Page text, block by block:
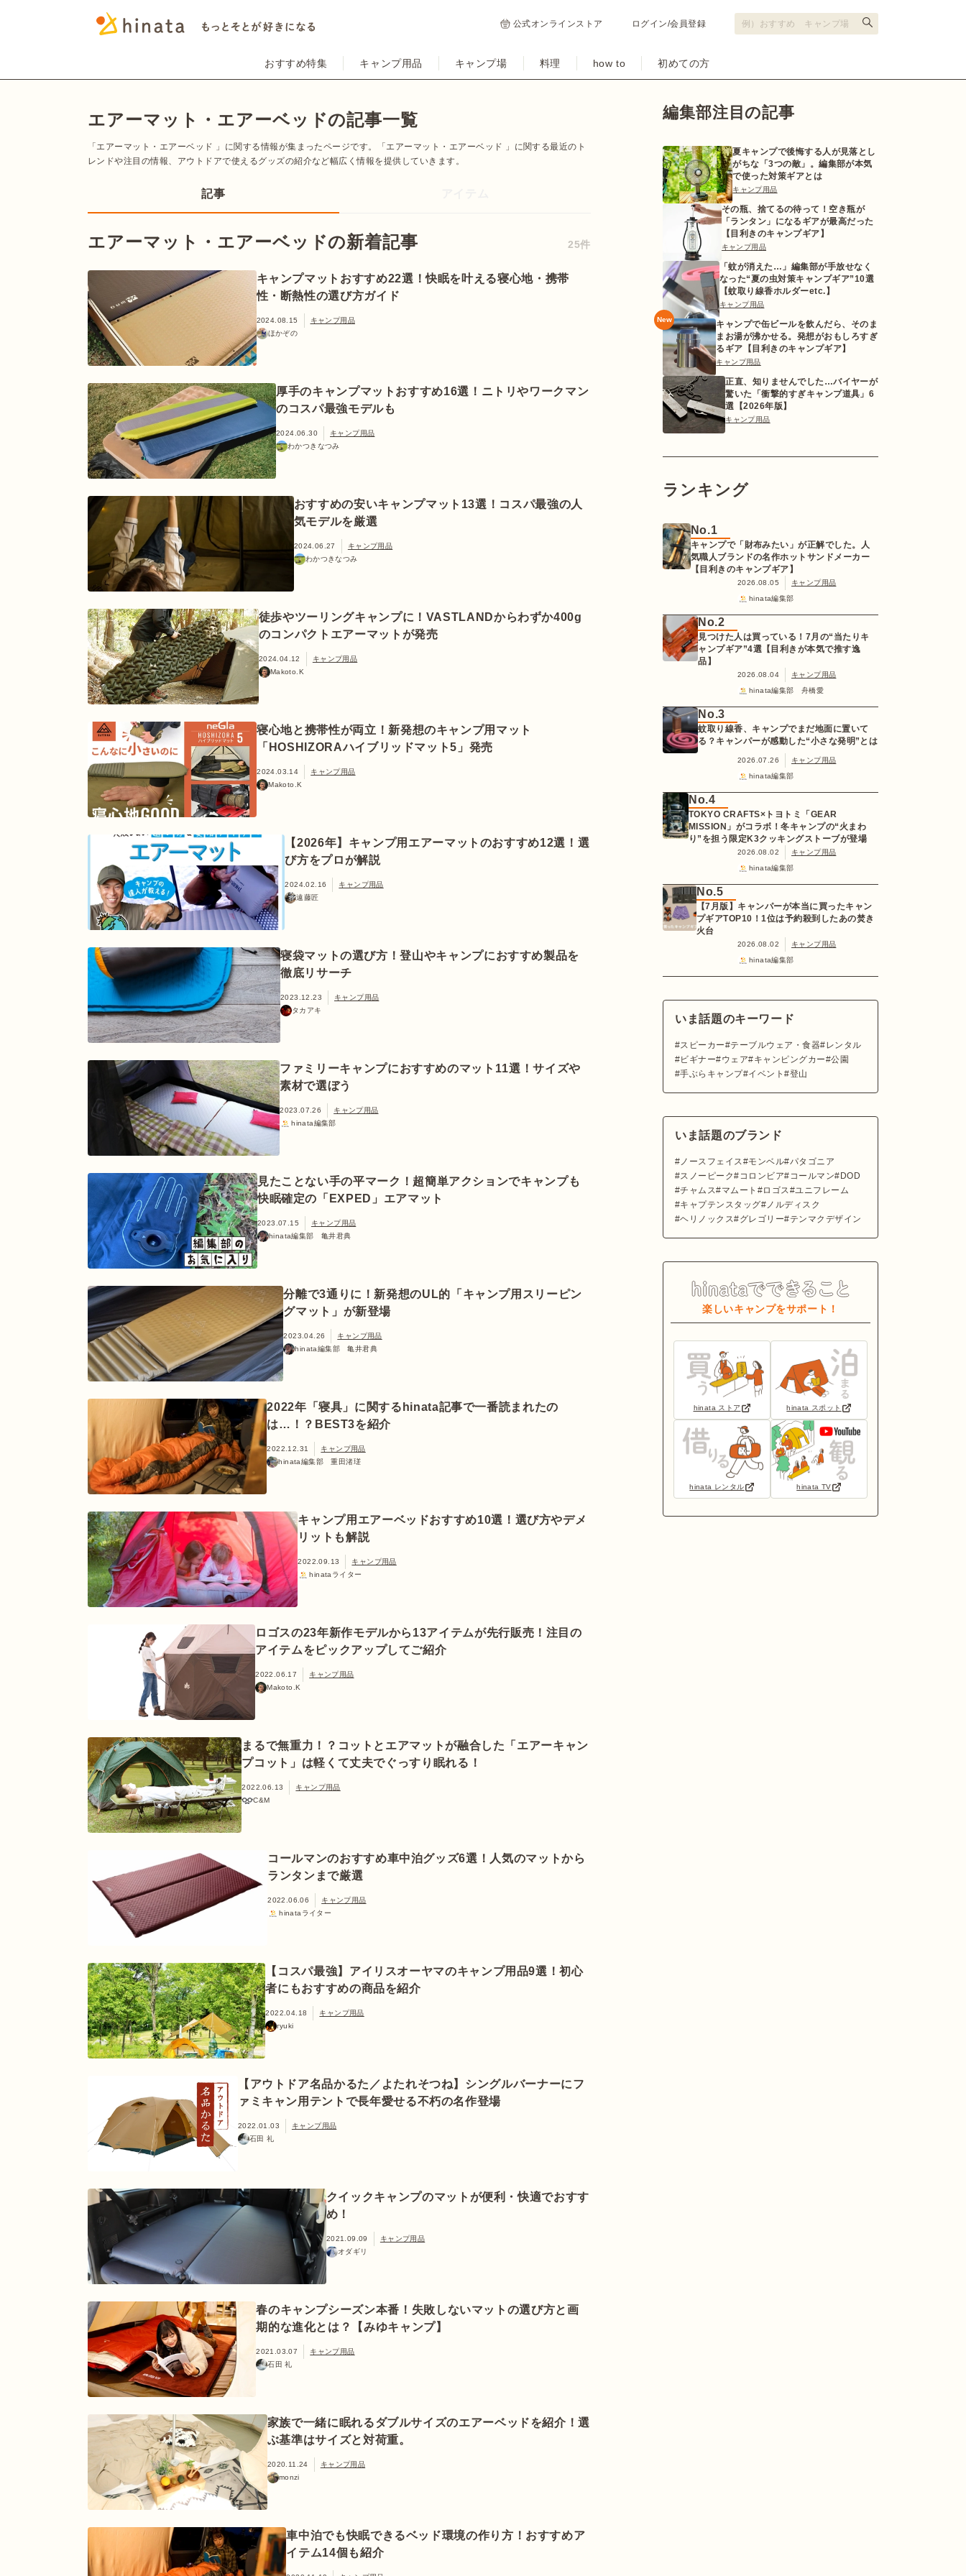
公式オンラインストア ログイン/会員登録
おすすめ特集 キャンプ用品 キャンプ場 料理 how to 初めての方
エアーマット・エアーベッドの記事一覧
「エアーマット・エアーベッド 」に関する情報が集まったページです。「エアーマット・エアーベッド 」に関する最近のト
レンドや注目の情報、アウトドアで使えるグッズの紹介など幅広く情報を提供していきます。
記事
エアーマット・エアーベッドの新着記事 25件
キャンプマットおすすめ22選！快眠を叶える寝心地・携帯
性・断熱性の選び方ガイド
2024.08.15
キャンプ用品
ほかぞの
厚手のキャンプマットおすすめ16選！ニトリやワークマン
のコスパ最強モデルも
2024.06.30
キャンプ用品
わかつきなつみ
おすすめの安いキャンプマット13選！コスパ最強の人
気モデルを厳選
2024.06.27
キャンプ用品
わかつきなつみ
徒歩やツーリングキャンプに！VASTLANDからわずか400g
のコンパクトエアーマットが発売
2024.04.12
キャンプ用品
Makoto.K
寝心地と携帯性が両立！新発想のキャンプ用マット
「HOSHIZORAハイブリッドマット5」発売
2024.03.14
キャンプ用品
Makoto.K
【2026年】キャンプ用エアーマットのおすすめ12選！選
び方をプロが解説
2024.02.16
キャンプ用品
遠藤匠
寝袋マットの選び方！登山やキャンプにおすすめ製品を
徹底リサーチ
2023.12.23
キャンプ用品
タカアキ
ファミリーキャンプにおすすめのマット11選！サイズや
素材で選ぼう
2023.07.26
キャンプ用品
hinata編集部
見たことない手の平マーク！超簡単アクションでキャンプも
快眠確定の「EXPED」エアマット
2023.07.15
キャンプ用品
hinata編集部 亀井君典
分離で3通りに！新発想のUL的「キャンプ用スリーピン
グマット」が新登場
2023.04.26
キャンプ用品
hinata編集部 亀井君典
2022年「寝具」に関するhinata記事で一番読まれたの
は…！？BEST3を紹介
2022.12.31
キャンプ用品
hinata編集部 重田渚瑳
キャンプ用エアーベッドおすすめ10選！選び方やデメ
リットも解説
2022.09.13
キャンプ用品
hinataライター
ロゴスの23年新作モデルから13アイテムが先行販売！注目の
アイテムをピックアップしてご紹介
2022.06.17
キャンプ用品
Makoto.K
まるで無重力！？コットとエアマットが融合した「エアーキャン
プコット」は軽くて丈夫でぐっすり眠れる！
2022.06.13
キャンプ用品
C&M
コールマンのおすすめ車中泊グッズ6選！人気のマットから
ランタンまで厳選
2022.06.06
キャンプ用品
hinataライター
【コスパ最強】アイリスオーヤマのキャンプ用品9選！初心
者にもおすすめの商品を紹介
2022.04.18
キャンプ用品
ryuki
【アウトドア名品かるた／よたれそつね】シングルバーナーにフ
ァミキャン用テントで長年愛せる不朽の名作登場
2022.01.03
キャンプ用品
石田 礼
クイックキャンプのマットが便利・快適でおすす
め！
2021.09.09
キャンプ用品
オダギリ
春のキャンプシーズン本番！失敗しないマットの選び方と画
期的な進化とは？【みゆキャンプ】
2021.03.07
キャンプ用品
石田 礼
家族で一緒に眠れるダブルサイズのエアーベッドを紹介！選
ぶ基準はサイズと対荷重。
2020.11.24
キャンプ用品
monzi
車中泊でも快眠できるベッド環境の作り方！おすすめア
イテム14個も紹介
編集部注目の記事
夏キャンプで後悔する人が見落とし
がちな「3つの敵」。編集部が本気
で使った対策ギアとは
キャンプ用品
その瓶、捨てるの待って！空き瓶が
「ランタン」になるギアが最高だった
【目利きのキャンプギア】
キャンプ用品
「蚊が消えた…」編集部が手放せなく
なった“夏の虫対策キャンプギア”10選
【蚊取り線香ホルダーetc.】
キャンプ用品
New
キャンプで缶ビールを飲んだら、そのま
まお湯が沸かせる。発想がおもしろすぎ
るギア【目利きのキャンプギア】
キャンプ用品
正直、知りませんでした…バイヤーが
驚いた「衝撃的すぎキャンプ道具」6
選【2026年版】
キャンプ用品
ランキング
No.1
キャンプで「財布みたい」が正解でした。人
気職人ブランドの名作ホットサンドメーカー
【目利きのキャンプギア】
2026.08.05
キャンプ用品
hinata編集部
No.2
見つけた人は買っている！7月の“当たりキ
ャンプギア”4選【目利きが本気で推す逸
品】
2026.08.04
キャンプ用品
hinata編集部 舟橋愛
No.3
蚊取り線香、キャンプでまだ地面に置いて
る？キャンパーが感動した“小さな発明”とは
2026.07.26
キャンプ用品
hinata編集部
No.4
TOKYO CRAFTS×トヨトミ「GEAR
MISSION」がコラボ！冬キャンプの“火まわ
り”を担う限定K3クッキングストーブが登場
2026.08.02
キャンプ用品
hinata編集部
No.5
【7月版】キャンパーが本当に買ったキャン
プギアTOP10！1位は予約殺到したあの焚き
火台
2026.08.02
キャンプ用品
hinata編集部
いま話題のキーワード
スピーカー テーブルウェア・食器
レンタル
ビギナー
ウェア キャンピングカー
公園
手ぶらキャンプ イベント 登山
いま話題のブランド
ノースフェイス モンベル パタゴニア
スノーピーク
コロンビア コールマン
DOD
チャムス
マムート ロゴス
ユニフレーム
キャプテンスタッグ
ノルディスク
ヘリノックス
グレゴリー テンマクデザイン
楽しいキャンプをサポート！
hinata ストア hinata スポット
hinata レンタル hinata TV